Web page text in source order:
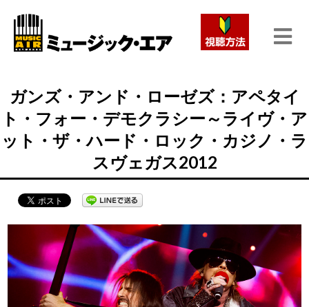
ガンズ・アンド・ローゼズ：アペタイ
ト・フォー・デモクラシー～ライヴ・ア
ット・ザ・ハード・ロック・カジノ・ラ
スヴェガス2012